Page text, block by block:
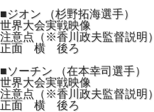
■ジオン （杉野拓海選手）
世界大会実戦映像
注意点（※香川政夫監督説明）
正面 横 後ろ
■ソーチン （在本幸司選手）
世界大会実戦映像
注意点（※香川政夫監督説明）
正面 横 後ろ